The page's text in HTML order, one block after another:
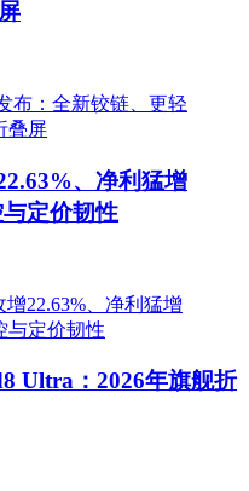
、净利猛增
定价韧性
Ultra：2026年旗舰折